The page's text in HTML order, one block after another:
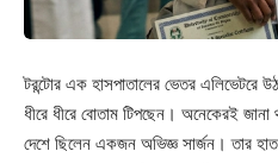
টরন্টোর এক হাসপাতালের ভেতর এলিভেটরে
ধীরে ধীরে বোতাম টিপছেন। অনেকেরই
দেশে ছিলেন একজন অভিজ্ঞ সার্জন। তার